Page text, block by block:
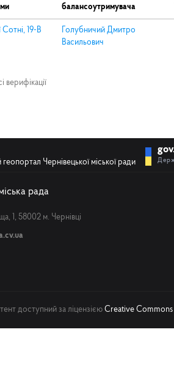
балансоутримувача
19-В
Голубничий Дмитро
Васильович
верифікації
Чернівецької міської ради
рада
1, 58002 м. Чернівці
доступний за ліцензією Creative